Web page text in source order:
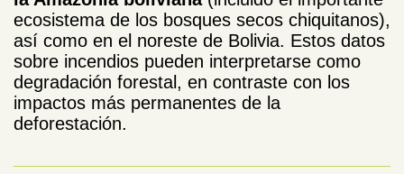
ecosistema de los bosques secos chiquitanos),
así como en el noreste de Bolivia. Estos datos
sobre incendios pueden interpretarse como
degradación forestal, en contraste con los
impactos más permanentes de la
deforestación.